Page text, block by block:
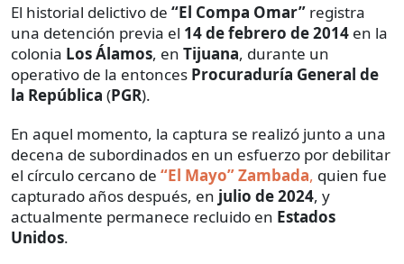
El historial delictivo de “El Compa Omar” registra
una detención previa el 14 de febrero de 2014 en la
colonia Los Álamos, en Tijuana, durante un
operativo de la entonces Procuraduría General de
la República (PGR).
En aquel momento, la captura se realizó junto a una
decena de subordinados en un esfuerzo por debilitar
el círculo cercano de “El Mayo” Zambada, quien fue
capturado años después, en julio de 2024, y
actualmente permanece recluido en Estados
Unidos.